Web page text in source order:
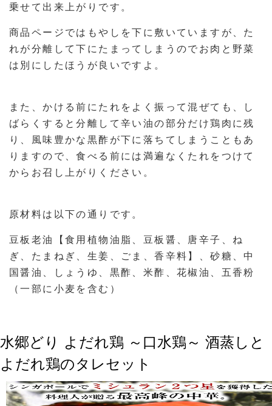
乗せて出来上がりです。
商品ページではもやしを下に敷いていますが、た
れが分離して下にたまってしまうのでお肉と野菜
は別にしたほうが良いですよ。
また、かける前にたれをよく振って混ぜても、し
ばらくすると分離して辛い油の部分だけ鶏肉に残
り、風味豊かな黒酢が下に落ちてしまうこともあ
りますので、食べる前には満遍なくたれをつけて
からお召し上がりください。
原材料は以下の通りです。
豆板老油【食用植物油脂、豆板醤、唐辛子、ね
ぎ、たまねぎ、生姜、ごま、香辛料】、砂糖、中
国醤油、しょうゆ、黒酢、米酢、花椒油、五香粉
（一部に小麦を含む）
水郷どり よだれ鶏 ～口水鶏～ 酒蒸しと
よだれ鶏のタレセット